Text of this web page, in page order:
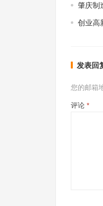
肇庆制
创业高
发表回
您的邮箱
评论 *